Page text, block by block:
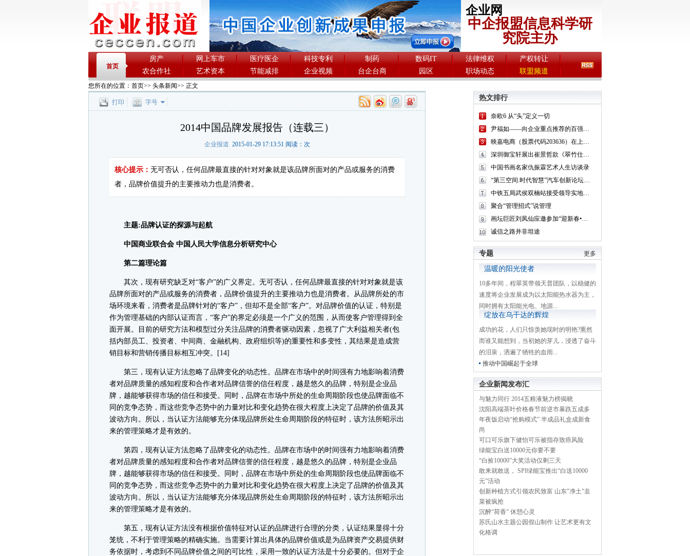
企业网
中企报盟信息科学研
究院主办
首页
房产 网上车市 医疗医企 科技专利 制药 数码IT 法律维权
产权转让
农合作社
艺术资本 节能减排 企业视频 台企台商 园区 职场动态 联盟频道
您所在的位置： 首页>> 头条新闻>> 正文
打印 字号
2014中国品牌发展报告（连载三）
企业报道 2015-01-29 17:13:51 阅读： 次
核心提示： 无可否认，任何品牌最直接的针对对象就是该品牌所面对的产品或服务的消费
者，品牌价值提升的主要推动力也是消费者。
主题:品牌认证的探源与起航
中国商业联合会 中国人民大学信息分析研究中心
第二篇理论篇
其次，现有研究缺乏对“客户”的广义界定。无可否认，任何品牌最直接的针对对象就是该
品牌所面对的产品或服务的消费者，品牌价值提升的主要推动力也是消费者。从品牌所处的市
场环境来看，消费者是品牌针对的“客户”，但却不是全部“客户”。对品牌价值的认证，特别是
作为管理基础的内部认证而言，“客户”的界定必须是一个广义的范围，从而使客户管理得到全
面开展。目前的研究方法和模型过分关注品牌的消费者驱动因素，忽视了广大利益相关者(包
括内部员工、投资者、中间商、金融机构、政府组织等)的重要性和多变性，其结果是造成营
销目标和营销传播目标相互冲突。[14]
第三，现有认证方法忽略了品牌变化的动态性。品牌在市场中的时间强有力地影响着消费
者对品牌质量的感知程度和合作者对品牌信誉的信任程度，越是悠久的品牌，特别是企业品
牌，越能够获得市场的信任和接受。同时，品牌在市场中所处的生命周期阶段也使品牌面临不
同的竞争态势，而这些竞争态势中的力量对比和变化趋势在很大程度上决定了品牌的价值及其
波动方向。所以，当认证方法能够充分体现品牌所处生命周期阶段的特征时，该方法所昭示出
来的管理策略才是有效的。
第四，现有认证方法忽略了品牌变化的动态性。品牌在市场中的时间强有力地影响着消费
者对品牌质量的感知程度和合作者对品牌信誉的信任程度，越是悠久的品牌，特别是企业品
牌，越能够获得市场的信任和接受。同时，品牌在市场中所处的生命周期阶段也使品牌面临不
同的竞争态势，而这些竞争态势中的力量对比和变化趋势在很大程度上决定了品牌的价值及其
波动方向。所以，当认证方法能够充分体现品牌所处生命周期阶段的特征时，该方法所昭示出
来的管理策略才是有效的。
第五，现有认证方法没有根据价值特征对认证的品牌进行合理的分类，认证结果显得十分
笼统，不利于管理策略的精确实施。当需要计算出具体的品牌价值或是为品牌资产交易提供财
务依据时，考虑到不同品牌价值之间的可比性，采用一致的认证方法是十分必要的。但对于企
热文排行
奈欧6 从“头”定义一切
尹福如——向企业重点推荐的百强书画名家
映嘉电商（股票代码203636）在上海股交中心挂牌上市
深圳御宝轩展出崔景哲款《翠竹仕女图》立轴
中国书画名家仇振霖艺术人生访谈录
“第三空间.时代智慧”汽车创新论坛—一场穿越第三空间的智慧之旅
中铁五局武侯双楠站接受领导实地考察观摩
聚合“管理招式”说管理
画坛巨匠刘凤仙应邀参加“迎新春•我和京津书画家一起做公益”书画展
诚信之路并非坦途
更多
专题
温暖的阳光使者
10多年间，程翠英带领天普团队，以稳健的
速度将企业发展成为以太阳能热水器为主，
同时拥有太阳能光电、地源...
绽放在乌干达的辉煌
成功的花，人们只惊羡她现时的明艳?熏然
而谁又能想到，当初她的芽儿，浸透了奋斗
的泪泉，洒遍了牺牲的血雨...
推动中国崛起于全球
企业新闻发布汇
与魅力同行 2014五粮液魅力榜揭晓
沈阳高端茶叶价格春节前逆市暴跌五成多
年夜饭启动“抢购模式” 半成品礼盒成新食
尚
可口可乐旗下健怡可乐被指存致癌风险
绿能宝白送10000元你要不要
“白捡10000”大奖活动仅剩三天
敢来就敢送， SPI绿能宝推出“白送10000
元”活动
创新种植方式引领农民致富 山东"净土"韭
菜被疯抢
沉醉“荷香” 休憩心灵
苏氏山水主题公园假山制作 让艺术更有文
化格调